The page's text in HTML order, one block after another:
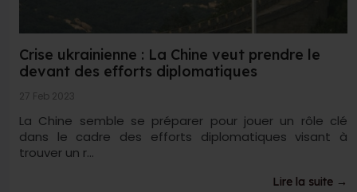
Crise ukrainienne : La Chine veut prendre le
devant des efforts diplomatiques
27 Feb 2023
La Chine semble se préparer pour jouer un rôle clé
dans le cadre des efforts diplomatiques visant à
trouver un r...
Lire la suite →